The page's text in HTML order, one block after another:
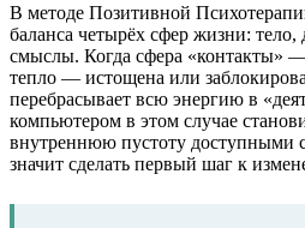
В методе Позитивной
баланса четырёх сфер жизни: тело,
смыслы. Когда сфера «контакты»
тепло — истощена или
перебрасывает всю энергию в
компьютером в этом случае
внутреннюю пустоту доступными
значит сделать первый шаг к